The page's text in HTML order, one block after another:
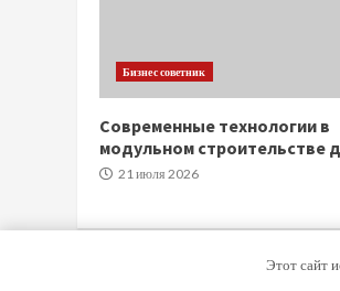
Бизнес советник
Современные технологии в
модульном строительстве
21 июля 2026
Этот сайт